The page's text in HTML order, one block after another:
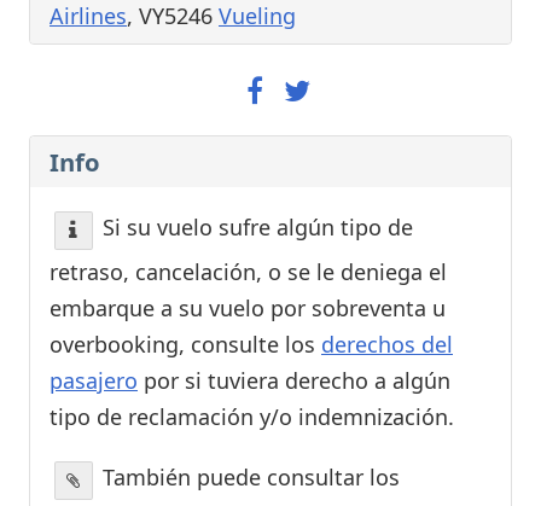
Airlines, VY5246 Vueling
Info
Si su vuelo sufre algún tipo de
retraso, cancelación, o se le deniega el
embarque a su vuelo por sobreventa u
overbooking, consulte los derechos del
pasajero por si tuviera derecho a algún
tipo de reclamación y/o indemnización.
También puede consultar los